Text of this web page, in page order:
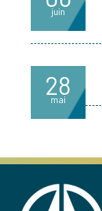
juin
28
mai